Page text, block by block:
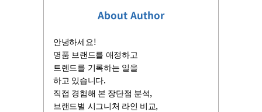
About Author
안녕하세요!
명품 브랜드를 애정하고
트렌드를 기록하는 일을
하고 있습니다.
직접 경험해 본 장단점 분석,
브랜드별 시그니처 라인 비교,